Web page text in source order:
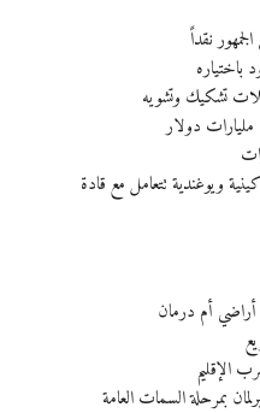
باختياره
تشكيك وتشويه
ويوغندية تتعامل مع قادة
أراضي أم درمان
الإقليم
بمرحلة السمات العامة